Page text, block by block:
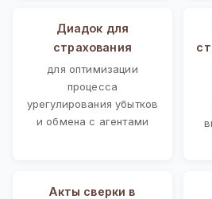
Диадок для
страхования
для оптимизации
процесса
урегулирования убытков
и обмена с агентами
Акты сверки в